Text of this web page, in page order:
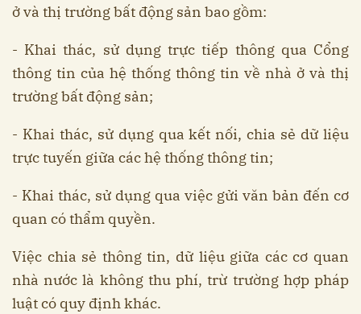
ở và thị trường bất động sản bao gồm:
- Khai thác, sử dụng trực tiếp thông qua Cổng
thông tin của hệ thống thông tin về nhà ở và thị
trường bất động sản;
- Khai thác, sử dụng qua kết nối, chia sẻ dữ liệu
trực tuyến giữa các hệ thống thông tin;
- Khai thác, sử dụng qua việc gửi văn bản đến cơ
quan có thẩm quyền.
Việc chia sẻ thông tin, dữ liệu giữa các cơ quan
nhà nước là không thu phí, trừ trường hợp pháp
luật có quy định khác.